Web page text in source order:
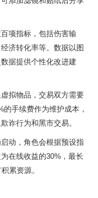
项指标，包括伤害输
济转化率等。数据以图
据提供个性化改进建
拟物品，交易双方需要
手续费作为维护成本，
诈行为和黑市交易。
动，角色会根据预设指
在线收益的30%，最长
累资源。